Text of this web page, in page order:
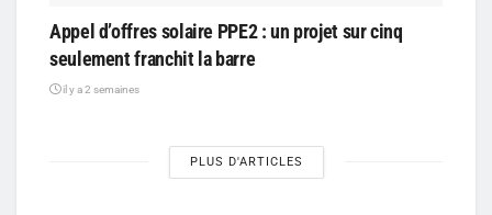
Appel d’offres solaire PPE2 : un projet sur cinq
seulement franchit la barre
il y a 2 semaines
PLUS D'ARTICLES